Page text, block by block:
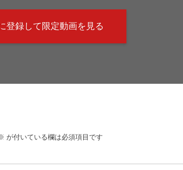
登録して限定動画を見る
が付いている欄は必須項目です